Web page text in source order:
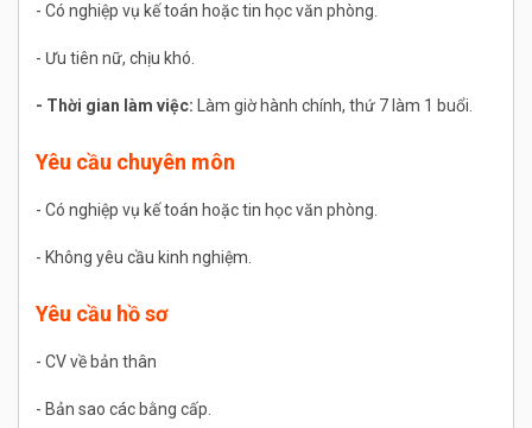
- Có nghiệp vụ kế toán hoặc tin học văn phòng.
- Ưu tiên nữ, chịu khó.
- Thời gian làm việc: Làm giờ hành chính, thứ 7 làm 1 buổi.
Yêu cầu chuyên môn
- Có nghiệp vụ kế toán hoặc tin học văn phòng.
- Không yêu cầu kinh nghiệm.
Yêu cầu hồ sơ
- CV về bản thân
- Bản sao các bằng cấp.